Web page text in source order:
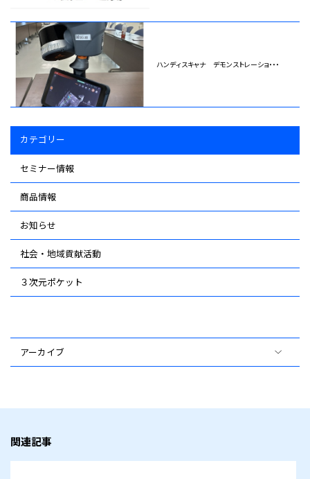
ハンディスキャナ デモンストレーショ・・・
カテゴリー
セミナー情報
商品情報
お知らせ
社会・地域貢献活動
３次元ポケット
アーカイブ
関連記事